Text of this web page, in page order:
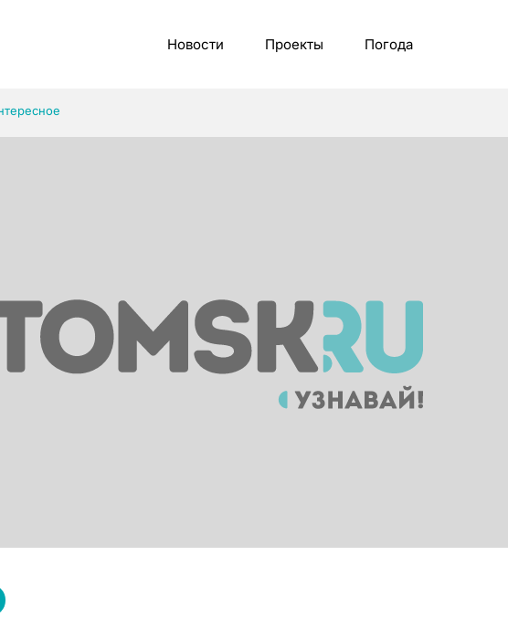
Новости Проекты Погода